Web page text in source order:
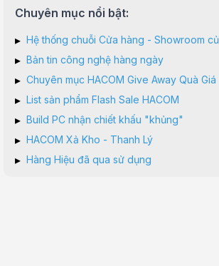
Chuyên mục nổi bật:
▸ Hệ thống chuỗi Cửa hàng - Showroom
▸ Bản tin công nghệ hàng ngày
▸ Chuyên mục HACOM Give Away Quà Giá
▸ List sản phẩm Flash Sale HACOM
▸ Build PC nhận chiết khấu "khủng"
▸ HACOM Xả Kho - Thanh Lý
▸ Hàng Hiệu đã qua sử dụng